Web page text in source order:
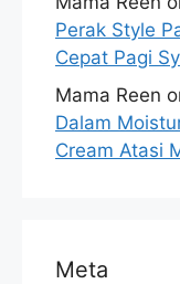
Perak Style
Cepat Pagi
Mama Reen
Dalam
Cream Atasi
Meta